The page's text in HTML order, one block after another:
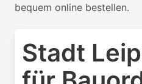
bequem online bestellen.
Stadt